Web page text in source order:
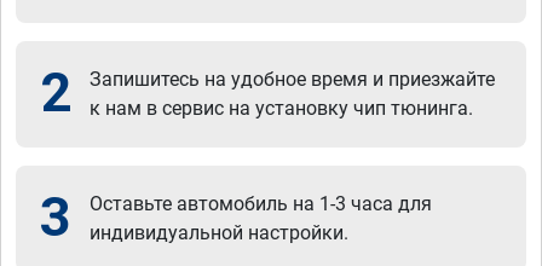
2
Запишитесь на удобное время и приезжайте
к нам в сервис на установку чип тюнинга.
3
Оставьте автомобиль на 1-3 часа для
индивидуальной настройки.